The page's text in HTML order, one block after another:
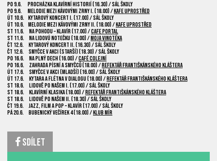
po 9.6. Procházka klavírní historií (16.30) / Sál školy
po 9.6. Melodie mezi kávovými zrny I. (18.00) /Kafe uprostřed
út 10.6. Kytarový koncert I. (17.00) / Sál školy
út 10.6. Melodie mezi kávovými zrny II. (18.00) /Kafe uprostřed
st 11.6. Na pohodu – klavír (17.00) /Cafe Portal
st 11.6. Na lidovú notečku (18.00) /Moja vinotéka
čt 12.6. Kytarový koncert II. (16.30) / Sál školy
čt 12.6. Smyčce v akci (starší) (18.30) / Sál školy
po 16.6. Na plný dech (16.00) /Café Colejní
po 16.6. Zahrada písní a smyčců (18.00) /Refektář Františkánského kláštera
út 17.6. Smyčce v akci (mladší) (16.00) / Sál školy
út 17.6. Kytara a flétna v dialogu (18.00) /Refektář Františkánského kláštera
st 18.6. Lidově po našem I. (17.00) / Sál školy
st 18.6. Klavírní klasika (18.00) /Refektář Františkánského kláštera
st 18.6. Lidově po našem II. (18.30) / Sál školy
čt 19.6. Jazz, film a pop – klavír (17.00) / Sál školy
pá 20.6. Bubenický večírek 4 (18.00) /Klub Mír
Sdílet